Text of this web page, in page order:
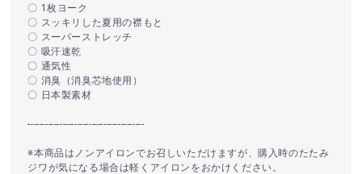
〇 1枚ヨーク
〇 スッキリした夏用の襟もと
〇 スーパーストレッチ
〇 吸汗速乾
〇 通気性
〇 消臭（消臭芯地使用）
〇 日本製素材
----------------------------------------
※本商品はノンアイロンでお召しいただけますが、購入時のたたみ
ジワが気になる場合は軽くアイロンをおかけください。